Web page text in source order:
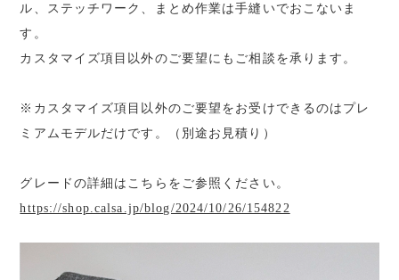
ル、ステッチワーク、まとめ作業は手縫いでおこないま
す。
カスタマイズ項目以外のご要望にもご相談を承ります。
※カスタマイズ項目以外のご要望をお受けできるのはプレ
ミアムモデルだけです。（別途お見積り）
グレードの詳細はこちらをご参照ください。
https://shop.calsa.jp/blog/2024/10/26/154822